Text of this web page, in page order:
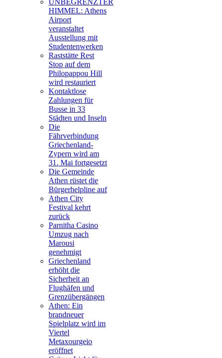
UNBEGRENZTER
HIMMEL: Athens
Airport
veranstaltet
Ausstellung mit
Studentenwerken
Raststätte Rest
Stop auf dem
Philopappou Hill
wird restauriert
Kontaktlose
Zahlungen für
Busse in 33
Städten und Inseln
Die
Fährverbindung
Griechenland-
Zypern wird am
31. Mai fortgesetzt
Die Gemeinde
Athen rüstet die
Bürgerhelpline auf
Athen City
Festival kehrt
zurück
Parnitha Casino
Umzug nach
Marousi
genehmigt
Griechenland
erhöht die
Sicherheit an
Flughäfen und
Grenzübergängen
Athen: Ein
brandneuer
Spielplatz wird im
Viertel
Metaxourgeio
eröffnet